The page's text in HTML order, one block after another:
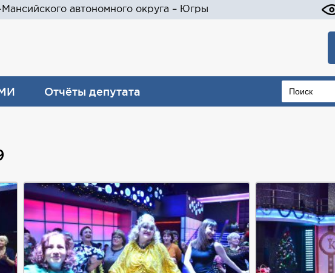
автономного округа – Югры
Отчёты депутата